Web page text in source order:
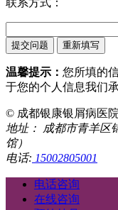
联系方式：
温馨提示： 您所填的
于您的个人信息我们
© 成都银康银屑病医院
地址： 成都市青羊区
馆）
电话: 15002805001
电话咨询
在线咨询